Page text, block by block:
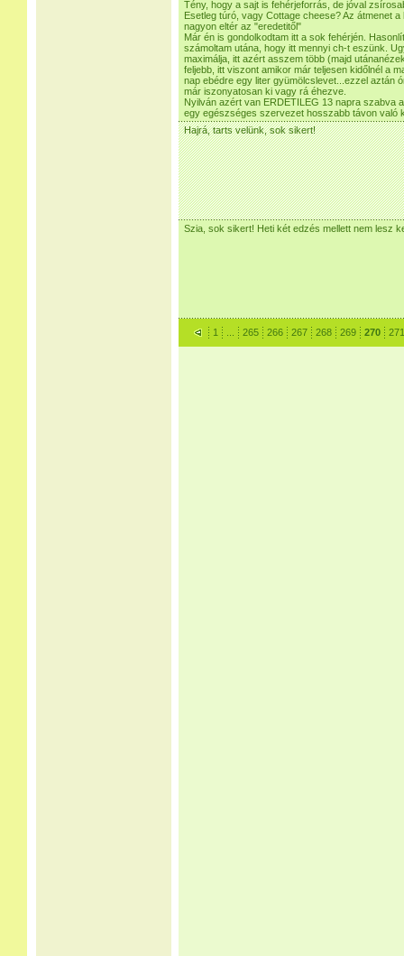
Tény, hogy a sajt is fehérjeforrás, de jóval
Esetleg túró, vagy Cottage cheese? Az átmenet
nagyon eltér az "eredetitől"
Már én is gondolkodtam itt a sok fehérjén.
számoltam utána, hogy itt mennyi ch-t eszünk.
maximálja, itt azért asszem több (majd
feljebb, itt viszont amikor már teljesen kidőlnél a
nap ebédre egy liter gyümölcslevet...ezzel aztán
már iszonyatosan ki vagy rá éhezve.
Nyilván azért van ERDETILEG 13 napra szabva
egy egészséges szervezet hosszabb távon való
Hajrá, tarts velünk, sok sikert!
Szia, sok sikert! Heti két edzés mellett nem lesz
1 265 266 267 268 269 270 271